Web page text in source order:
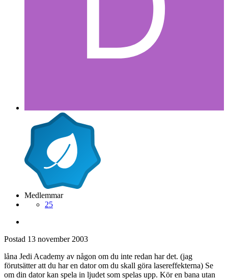
Medlemmar
25
Postad 13 november 2003
låna Jedi Academy av någon om du inte redan har det. (jag
förutsätter att du har en dator om du skall göra lasereffekterna) Se
om din dator kan spela in ljudet som spelas upp. Kör en bana utan